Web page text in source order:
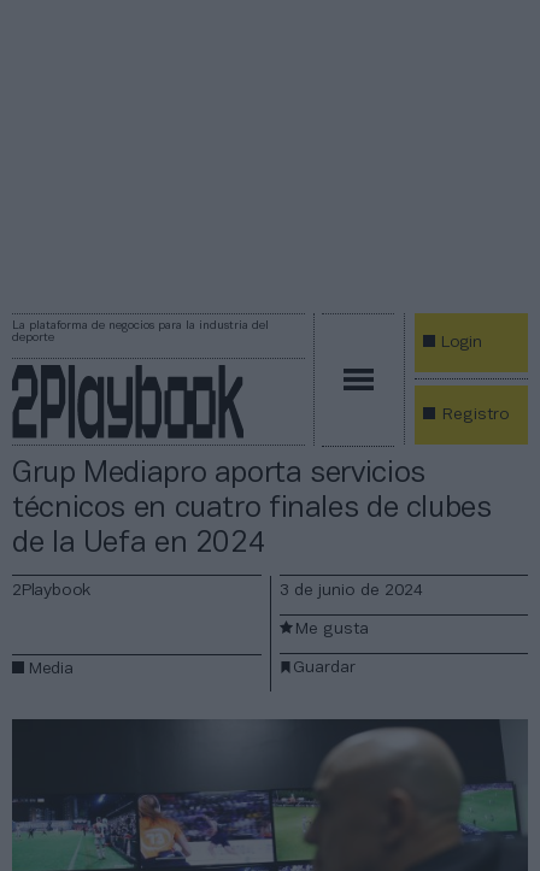
La plataforma de negocios para la industria del
deporte
Login
Registro
Grup Mediapro aporta servicios
técnicos en cuatro finales de clubes
de la Uefa en 2024
2Playbook
Media
3 de junio de 2024
Guardar
Me gusta